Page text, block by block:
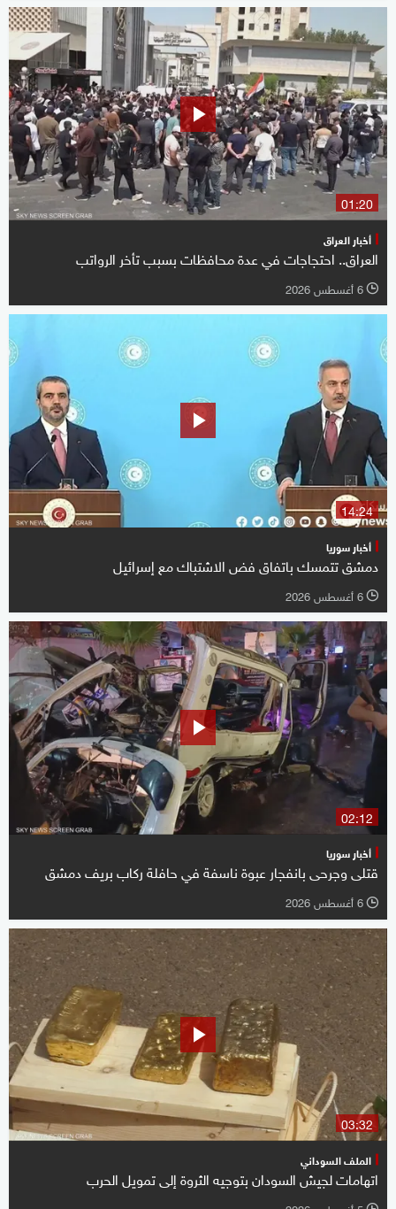
01:20
أخبار العراق
العراق.. احتجاجات في عدة محافظات بسبب تأخر الرواتب
l 6 أغسطس 2026
14:24
أخبار سوريا
دمشق تتمسك باتفاق فض الاشتباك مع إسرائيل
l 6 أغسطس 2026
02:12
أخبار سوريا
قتلى وجرحى بانفجار عبوة ناسفة في حافلة ركاب بريف دمشق
l 6 أغسطس 2026
03:32
الملف السوداني
اتهامات لجيش السودان بتوجيه الثروة إلى تمويل الحرب